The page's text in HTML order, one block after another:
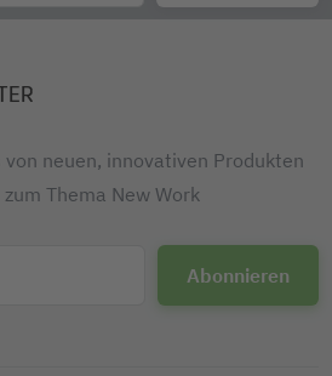
von neuen, innovativen Produkten
Thema New Work